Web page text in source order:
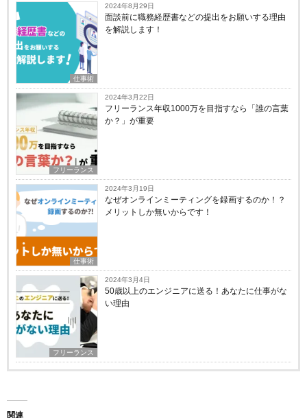
仕事術
2024年8月29日
面談前に職務経歴書などの提出をお願いする理由
を解説します！
フリーランス
2024年3月22日
フリーランス年収1000万を目指すなら「誰の言葉
か？」が重要
仕事術
2024年3月19日
なぜオンラインミーティングを録画するのか！？
メリットしか無いからです！
フリーランス
2024年3月4日
50歳以上のエンジニアに送る！あなたに仕事がな
い理由
関連